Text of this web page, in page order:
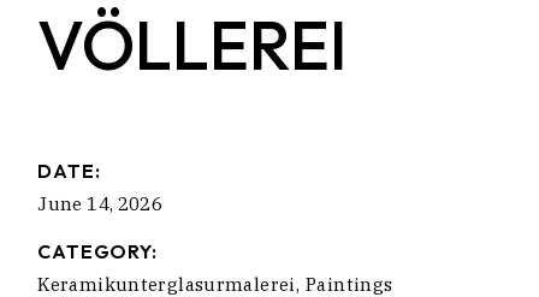
VÖLLEREI
DATE:
June 14, 2026
CATEGORY:
Keramikunterglasurmalerei Paintings